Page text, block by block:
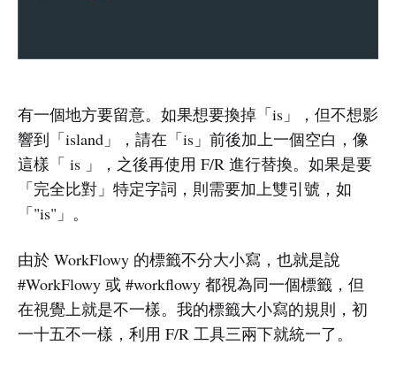
有一個地方要留意。如果想要換掉「is」，但不想影
響到「island」，請在「is」前後加上一個空白，像
這樣「 is 」，之後再使用 F/R 進行替換。如果是要
「完全比對」特定字詞，則需要加上雙引號，如
「"is"」。
由於 WorkFlowy 的標籤不分大小寫，也就是說
#WorkFlowy 或 #workflowy 都視為同一個標籤，但
在視覺上就是不一樣。我的標籤大小寫的規則，初
一十五不一樣，利用 F/R 工具三兩下就統一了。